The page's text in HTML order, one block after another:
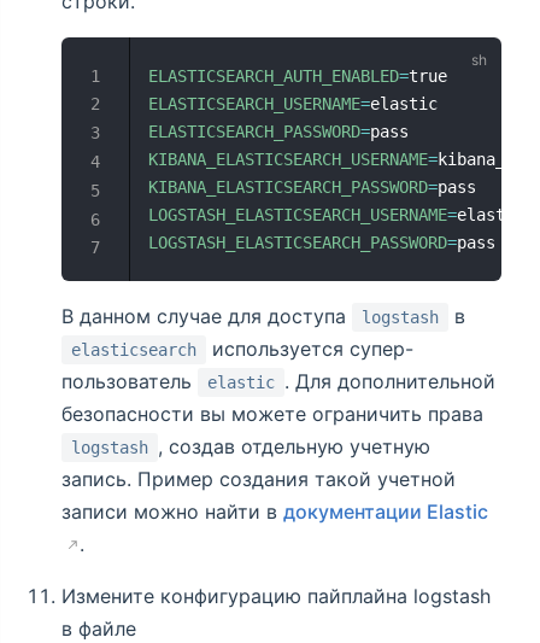
ELASTICSEARCH_AUTH_ENABLED=true
ELASTICSEARCH_USERNAME=elastic
ELASTICSEARCH_PASSWORD=pass
KIBANA_ELASTICSEARCH_USERNAME=
KIBANA_ELASTICSEARCH_PASSWORD=pass
LOGSTASH_ELASTICSEARCH_USERNAME=elastic
LOGSTASH_ELASTICSEARCH_PASSWORD=pass
В данном случае для доступа logstash в
elasticsearch
используется супер-
пользователь
elastic . Для дополнительной
безопасности вы можете ограничить права
logstash , создав отдельную учетную
запись. Пример создания такой учетной
записи можно найти вдокументации Elastic
.
Измените конфигурацию пайплайна logstash
в файле